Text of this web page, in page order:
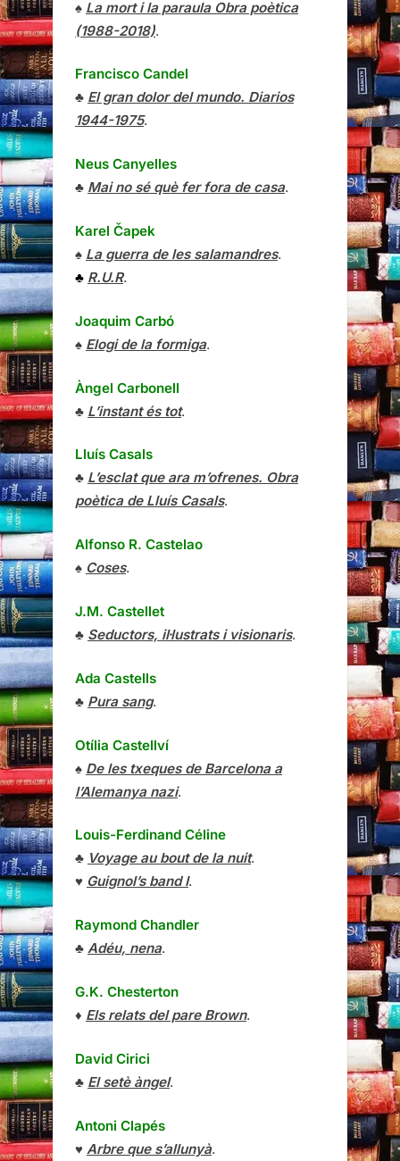
♠ La mort i la paraula Obra poètica
(1988-2018).
Francisco Candel
♣ El gran dolor del mundo. Diarios
1944-1975.
Neus Canyelles
♣ Mai no sé què fer fora de casa.
Karel Čapek
♠ La guerra de les salamandres.
♣ R.U.R.
Joaquim Carbó
♠ Elogi de la formiga.
Àngel Carbonell
♣ L’instant és tot.
Lluís Casals
♣ L’esclat que ara m’ofrenes. Obra
poètica de Lluís Casals.
Alfonso R. Castelao
♠ Coses.
J.M. Castellet
♣ Seductors, il·lustrats i visionaris.
Ada Castells
♣ Pura sang.
Otília Castellví
♠ De les txeques de Barcelona a
l’Alemanya nazi.
Louis-Ferdinand Céline
♣ Voyage au bout de la nuit.
♥ Guignol’s band I.
Raymond Chandler
♣ Adéu, nena.
G.K. Chesterton
♦ Els relats del pare Brown.
David Cirici
♣ El setè àngel.
Antoni Clapés
♥ Arbre que s’allunyà.